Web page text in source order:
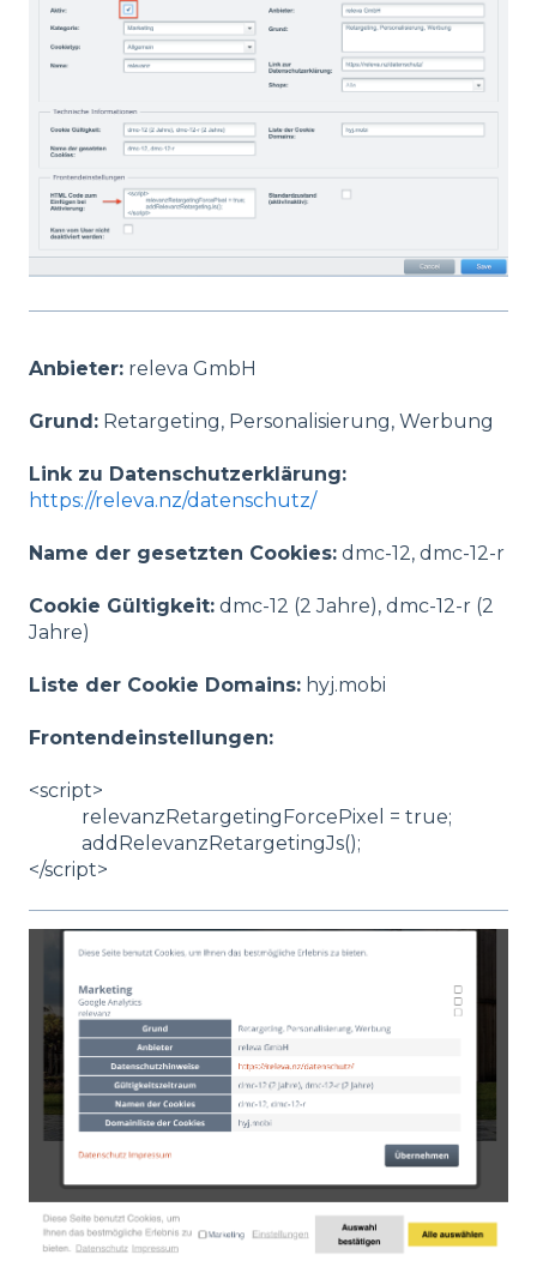
Anbieter: releva GmbH
Grund: Retargeting, Personalisierung, Werbung
Link zu Datenschutzerklärung:
https://releva.nz/datenschutz/
Name der gesetzten Cookies: dmc-12, dmc-12-r
Cookie Gültigkeit: dmc-12 (2 Jahre), dmc-12-r (2
Jahre)
Liste der Cookie Domains: hyj.mobi
Frontendeinstellungen:
<script>
relevanzRetargetingForcePixel = true;
addRelevanzRetargetingJs();
</script>